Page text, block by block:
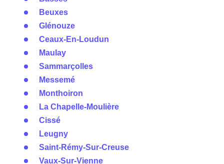
Beuxes
Glénouze
Ceaux-En-Loudun
Maulay
Sammarçolles
Messemé
Monthoiron
La Chapelle-Moulière
Cissé
Leugny
Saint-Rémy-Sur-Creuse
Vaux-Sur-Vienne